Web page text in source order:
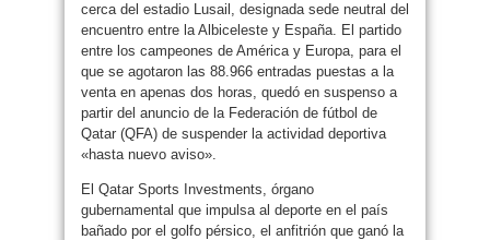
cerca del estadio Lusail, designada sede neutral del
encuentro entre la Albiceleste y España. El partido
entre los campeones de América y Europa, para el
que se agotaron las 88.966 entradas puestas a la
venta en apenas dos horas, quedó en suspenso a
partir del anuncio de la Federación de fútbol de
Qatar (QFA) de suspender la actividad deportiva
«hasta nuevo aviso».
El Qatar Sports Investments, órgano
gubernamental que impulsa al deporte en el país
bañado por el golfo pérsico, el anfitrión que ganó la